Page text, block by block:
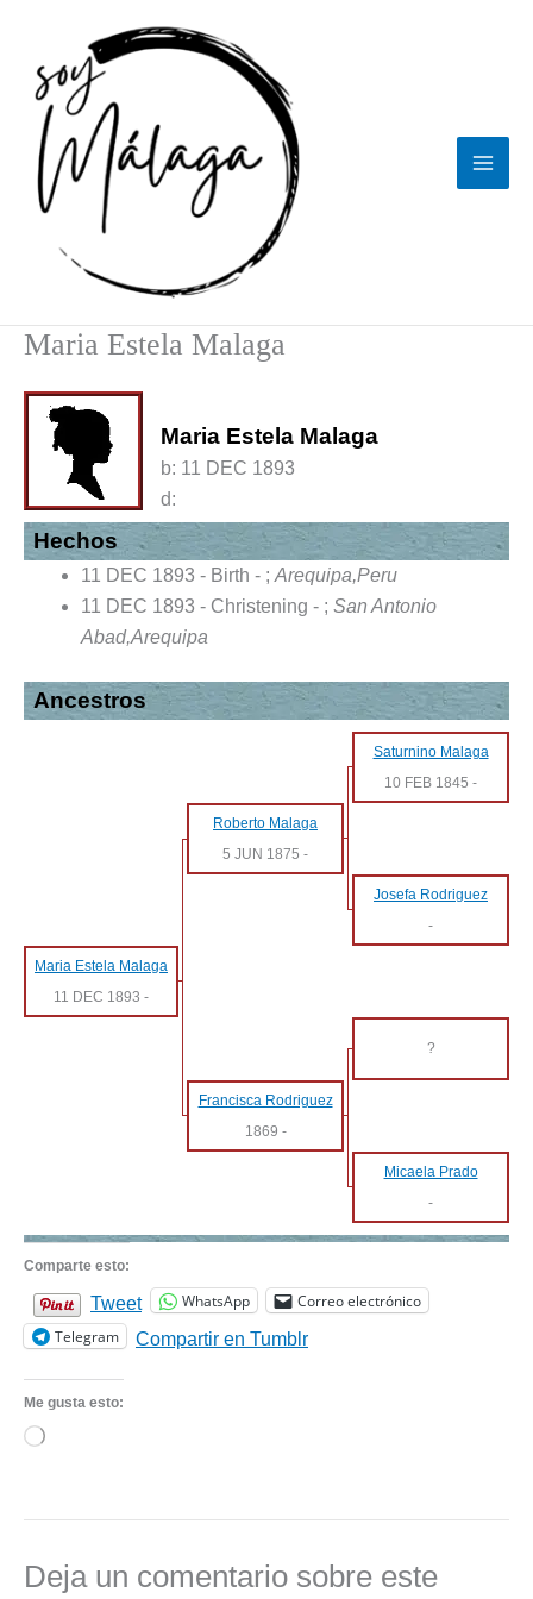
contenido
Maria Estela Malaga
Maria Estela Malaga
b: 11 DEC 1893
d:
Hechos
11 DEC 1893 - Birth - ; Arequipa,Peru
11 DEC 1893 - Christening - ; San Antonio
Abad,Arequipa
Ancestros
Saturnino Malaga
10 FEB 1845 -
Roberto Malaga
5 JUN 1875 -
Josefa Rodriguez
-
Maria Estela Malaga
11 DEC 1893 -
?
Francisca Rodriguez
1869 -
Micaela Prado
-
Comparte esto:
Tweet WhatsApp
Correo electrónico
Telegram
Compartir en Tumblr
Me gusta esto:
Cargando...
Deja un comentario sobre este